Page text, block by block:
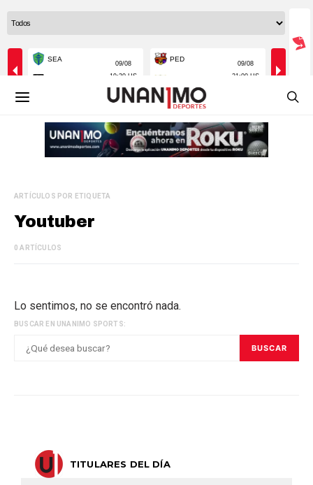
ARTÍCULOS POR ETIQUETA
Youtuber
0 ARTÍCULOS
Lo sentimos, no se encontró nada.
BUSCAR EN UNANIMO SPORTS:
BUSCAR
TITULARES DEL DÍA